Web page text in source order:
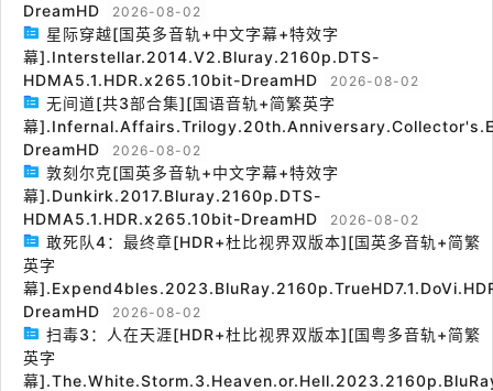
DreamHD
2026-08-02
星际穿越[国英多音轨+中文字幕+特效字
幕].Interstellar.2014.V2.Bluray.2160p.DTS-
HDMA5.1.HDR.x265.10bit-DreamHD
2026-08-02
无间道[共3部合集][国语音轨+简繁英字
幕
DreamHD
2026-08-02
敦刻尔克[国英多音轨+中文字幕+特效字
幕].Dunkirk.2017.Bluray.2160p.DTS-
HDMA5.1.HDR.x265.10bit-DreamHD
2026-08-02
敢死队4：最终章[HDR+杜比视界双版本][国英多音轨+简繁
英字
幕
DreamHD
2026-08-02
扫毒3：人在天涯[HDR+杜比视界双版本][国粤多音轨+简繁
英字
幕